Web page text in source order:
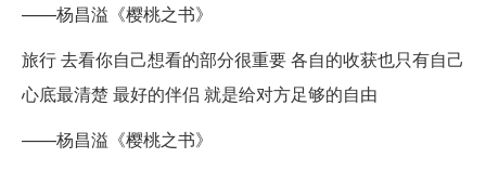
——杨昌溢《樱桃之书》
旅行 去看你自己想看的部分很重要 各自的收获也只有自己
心底最清楚 最好的伴侣 就是给对方足够的自由
——杨昌溢《樱桃之书》